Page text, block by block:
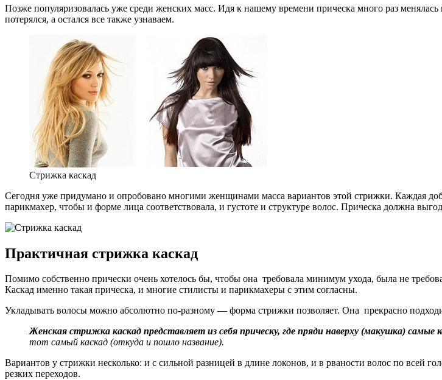
Позже популяризовалась уже среди женских масс. Идя к нашему времени прическа много раз
потерялся, а остался все также узнаваем.
Стрижка каскад
Сегодня уже придумано и опробовано многими женщинами масса вариантов этой стрижки. Каждая
парикмахер, чтобы и форме лица соответствовала, и густоте и структуре волос. Прическа должна
Практичная стрижка каскад
Помимо собственно прически очень хотелось бы, чтобы она требовала минимум ухода, была не
Каскад именно такая прическа, и многие стилисты и парикмахеры с этим согласны.
Укладывать волосы можно абсолютно по-разному — форма стрижки позволяет. Она прекрасно
Женская стрижка каскад представляет из себя прическу, где пряди наверху (макушка) самые
тот самый каскад (откуда и пошло название).
Вариантов у стрижки несколько: и с сильной разницей в длине локонов, и в рваности волос по всей
резких переходов.